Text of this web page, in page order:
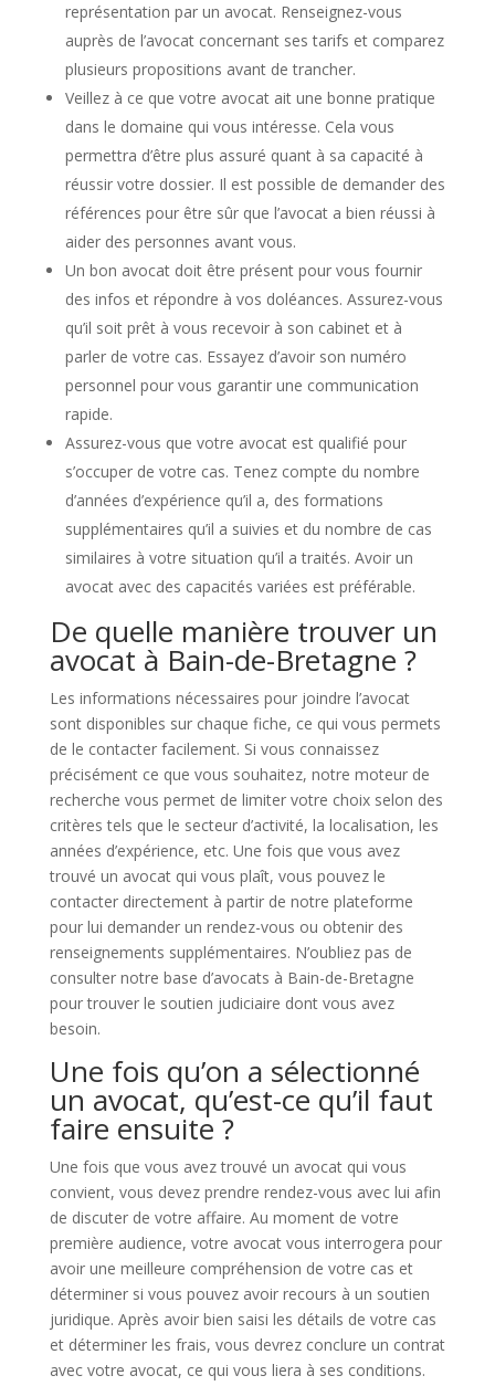
représentation par un avocat. Renseignez-vous
auprès de l’avocat concernant ses tarifs et comparez
plusieurs propositions avant de trancher.
Veillez à ce que votre avocat ait une bonne pratique
dans le domaine qui vous intéresse. Cela vous
permettra d’être plus assuré quant à sa capacité à
réussir votre dossier. Il est possible de demander des
références pour être sûr que l’avocat a bien réussi à
aider des personnes avant vous.
Un bon avocat doit être présent pour vous fournir
des infos et répondre à vos doléances. Assurez-vous
qu’il soit prêt à vous recevoir à son cabinet et à
parler de votre cas. Essayez d’avoir son numéro
personnel pour vous garantir une communication
rapide.
Assurez-vous que votre avocat est qualifié pour
s’occuper de votre cas. Tenez compte du nombre
d’années d’expérience qu’il a, des formations
supplémentaires qu’il a suivies et du nombre de cas
similaires à votre situation qu’il a traités. Avoir un
avocat avec des capacités variées est préférable.
De quelle manière trouver un
avocat à Bain-de-Bretagne ?
Les informations nécessaires pour joindre l’avocat
sont disponibles sur chaque fiche, ce qui vous permets
de le contacter facilement. Si vous connaissez
précisément ce que vous souhaitez, notre moteur de
recherche vous permet de limiter votre choix selon des
critères tels que le secteur d’activité, la localisation, les
années d’expérience, etc. Une fois que vous avez
trouvé un avocat qui vous plaît, vous pouvez le
contacter directement à partir de notre plateforme
pour lui demander un rendez-vous ou obtenir des
renseignements supplémentaires. N’oubliez pas de
consulter notre base d’avocats à Bain-de-Bretagne
pour trouver le soutien judiciaire dont vous avez
besoin.
Une fois qu’on a sélectionné
un avocat, qu’est-ce qu’il faut
faire ensuite ?
Une fois que vous avez trouvé un avocat qui vous
convient, vous devez prendre rendez-vous avec lui afin
de discuter de votre affaire. Au moment de votre
première audience, votre avocat vous interrogera pour
avoir une meilleure compréhension de votre cas et
déterminer si vous pouvez avoir recours à un soutien
juridique. Après avoir bien saisi les détails de votre cas
et déterminer les frais, vous devrez conclure un contrat
avec votre avocat, ce qui vous liera à ses conditions.